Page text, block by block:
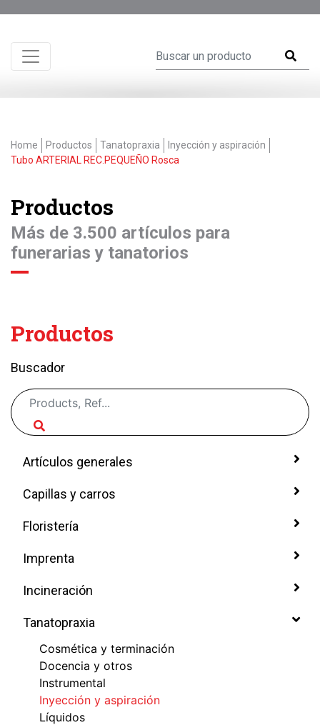
Home Productos Tanatopraxia
Inyección y aspiración
Tubo ARTERIAL REC.PEQUEÑO Rosca
Productos
Más de 3.500 artículos para
funerarias y tanatorios
Productos
Buscador
Artículos generales
Capillas y carros
Floristería
Imprenta
Incineración
Tanatopraxia
Cosmética y terminación
Docencia y otros
Instrumental
Inyección y aspiración
Líquidos